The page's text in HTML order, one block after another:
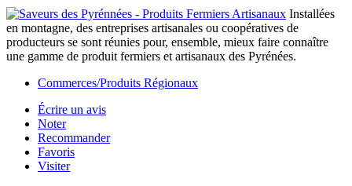
Installées
en montagne, des entreprises artisanales ou coopératives de
producteurs se sont réunies pour, ensemble, mieux faire connaître
une gamme de produit fermiers et artisanaux des Pyrénées.
Commerces/Produits Régionaux
Écrire un avis
Noter
Recommander
Favoris
Visiter